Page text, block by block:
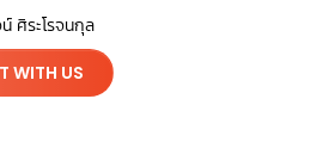
ศิระโรจนกุล
WITH US